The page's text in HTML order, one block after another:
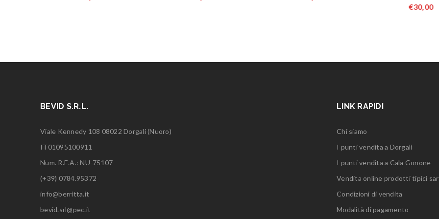
€30,00
BEVID S.R.L.
Viale Kennedy 108 08022 Dorgali (Nuoro)
IT01095100911
Num. R.E.A.: NU-75107
(+39) 0784.95372
info@berritta.it
bevid.srl@pec.it
LINK RAPIDI
Chi siamo
I punti vendita a Dorgali
I punti vendita a Cala Gonone
Vendita online prodotti tipici
Condizioni di vendita
Modalità di pagamento